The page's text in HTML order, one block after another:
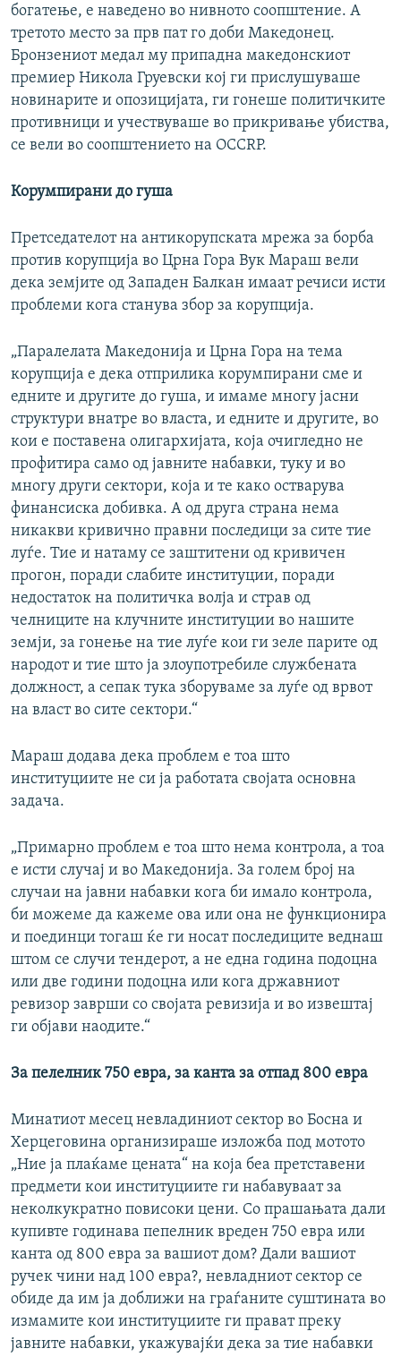
богатење, е наведено во нивното соопштение. А
третото место за прв пат го доби Македонец.
Бронзениот медал му припадна македонскиот
премиер Никола Груевски кој ги прислушуваше
новинарите и опозицијата, ги гонеше политичките
противници и учествуваше во прикривање убиства,
се вели во соопштението на OCCRP.
Корумпирани до гуша
Претседателот на антикорупската мрежа за борба
против корупција во Црна Гора Вук Мараш вели
дека земјите од Западен Балкан имаат речиси исти
проблеми кога станува збор за корупција.
„Паралелата Македонија и Црна Гора на тема
корупција е дека отприлика корумпирани сме и
едните и другите до гуша, и имаме многу јасни
структури внатре во власта, и едните и другите, во
кои е поставена олигархијата, која очигледно не
профитира само од јавните набавки, туку и во
многу други сектори, која и те како остварува
финансиска добивка. А од друга страна нема
никакви кривично правни последици за сите тие
луѓе. Тие и натаму се заштитени од кривичен
прогон, поради слабите институции, поради
недостаток на политичка волја и страв од
челниците на клучните институции во нашите
земји, за гонење на тие луѓе кои ги зеле парите од
народот и тие што ја злоупотребиле службената
должност, а сепак тука зборуваме за луѓе од врвот
на власт во сите сектори.“
Мараш додава дека проблем е тоа што
институциите не си ја работата својата основна
задача.
„Примарно проблем е тоа што нема контрола, а тоа
е исти случај и во Македонија. За голем број на
случаи на јавни набавки кога би имало контрола,
би можеме да кажеме ова или она не функционира
и поединци тогаш ќе ги носат последиците веднаш
штом се случи тендерот, а не една година подоцна
или две години подоцна или кога државниот
ревизор заврши со својата ревизија и во извештај
ги објави наодите.“
За пелелник 750 евра, за канта за отпад 800 евра
Минатиот месец невладиниот сектор во Босна и
Херцеговина организираше изложба под мотото
„Ние ја плаќаме цената“ на која беа претставени
предмети кои институциите ги набавуваат за
неколкукратно повисоки цени. Со прашањата дали
купивте годинава пепелник вреден 750 евра или
канта од 800 евра за вашиот дом? Дали вашиот
ручек чини над 100 евра?, невладниот сектор се
обиде да им ја доближи на граѓаните суштината во
измамите кои институциите ги прават преку
јавните набавки, укажувајќи дека за тие набавки